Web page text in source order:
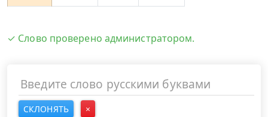
✓ Слово проверено администратором.
СКЛОНЯТЬ
×